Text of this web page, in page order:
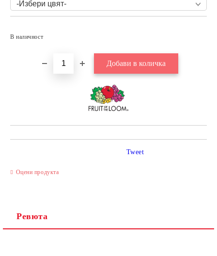
В наличност
Оцени продукта
Tweet
Ревюта